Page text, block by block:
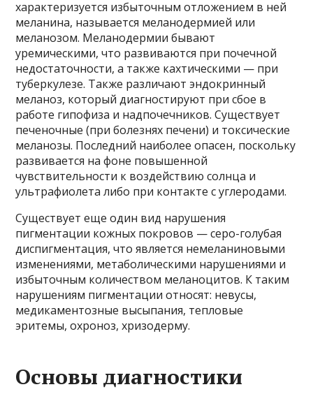
характеризуется избыточным отложением в ней
меланина, называется меланодермией или
меланозом. Меланодермии бывают
уремическими, что развиваются при почечной
недостаточности, а также кахтическими — при
туберкулезе. Также различают эндокринный
меланоз, который диагностируют при сбое в
работе гипофиза и надпочечников. Существует
печеночные (при болезнях печени) и токсические
меланозы. Последний наиболее опасен, поскольку
развивается на фоне повышенной
чувствительности к воздействию солнца и
ультрафиолета либо при контакте с углеродами.
Существует еще один вид нарушения
пигментации кожных покровов — серо-голубая
диспигментация, что является немеланиновыми
изменениями, метаболическими нарушениями и
избыточным количеством меланоцитов. К таким
нарушениям пигментации относят: невусы,
медикаментозные высыпания, тепловые
эритемы, охроноз, хризодерму.
Основы диагностики